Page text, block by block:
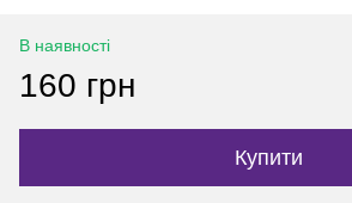
В наявності
160 грн
Купити